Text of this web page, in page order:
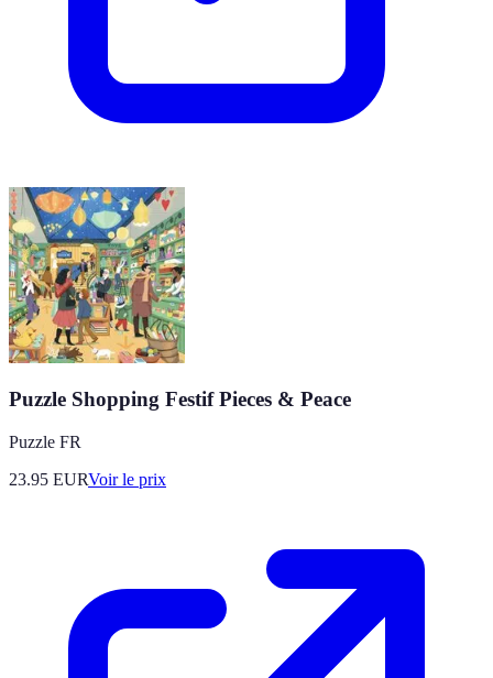
Puzzle Shopping Festif Pieces & Peace
Puzzle FR
23.95 EURVoir le prix